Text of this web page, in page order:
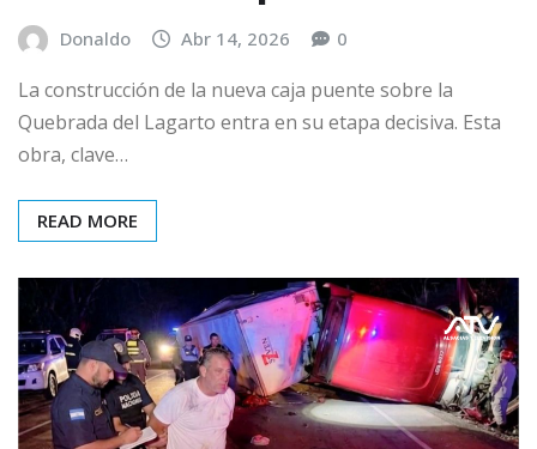
Donaldo Abr 14, 2026 0
La construcción de la nueva caja puente sobre la
Quebrada del Lagarto entra en su etapa decisiva. Esta
obra, clave…
READ MORE